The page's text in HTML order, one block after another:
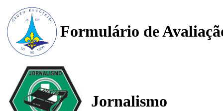
Formulário de
Jornalismo